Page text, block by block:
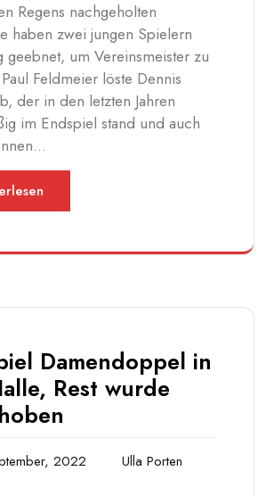
Regens nachgeholten
haben zwei jungen Spielern
geebnet, um Vereinsmeister zu
Feldmeier löste Dennis
der in den letzten Jahren
im Endspiel stand und auch
Damendoppel in
Rest wurde
2022
Ulla Porten